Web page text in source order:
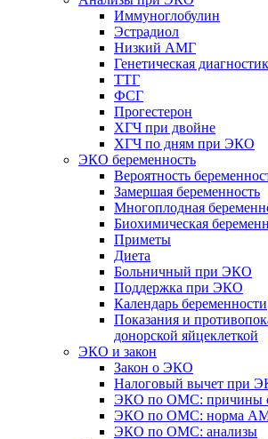
Иммуноглобулин
Эстрадиол
Низкий АМГ
Генетическая
ТТГ
ФСГ
Прогестерон
ХГЧ при двойне
ХГЧ по дням при ЭКО
ЭКО беременность
Вероятность
Замершая беременность
Многоплодная
Биохимическая
Приметы
Диета
Больничный при ЭКО
Поддержка при ЭКО
Календарь беременности
Показания и
донорской яйцеклеткой
ЭКО и закон
Закон о ЭКО
Налоговый вычет при
ЭКО по ОМС: причины
ЭКО по ОМС: норма
ЭКО по ОМС: анализы